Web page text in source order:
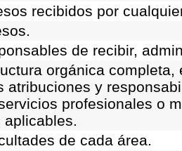
recibidos por
de recibir,
orgánica
atribuciones y
profesionales o
de cada área.